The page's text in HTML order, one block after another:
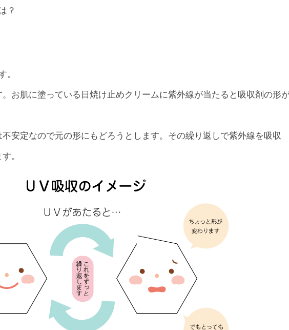
？
。
。お肌に塗っている日焼け止めクリームに紫外線が当たると吸収剤の形
安定なので元の形にもどろうとします。その繰り返しで紫外線を吸収
。